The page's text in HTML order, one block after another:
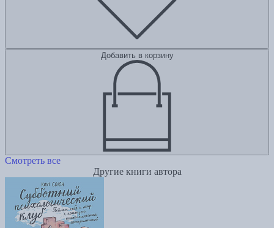
Добавить в корзину
Смотреть все
Другие книги автора